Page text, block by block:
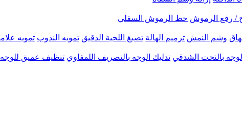
/ رفع الرموش خط الرموش السفلي
وشم النمش ترميم الهالة تصبغ اللحية الدقيق تمويه الندوب تمويه
بالنحت الشدقي تدليك الوجه بالتصريف اللمفاوي تنظيف عميق للوجه